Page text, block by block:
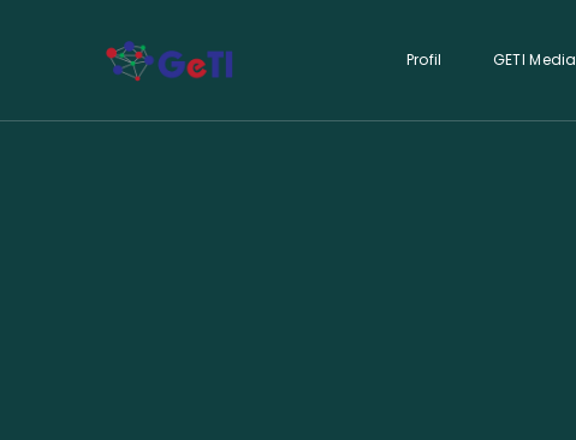
Profil GETI Media